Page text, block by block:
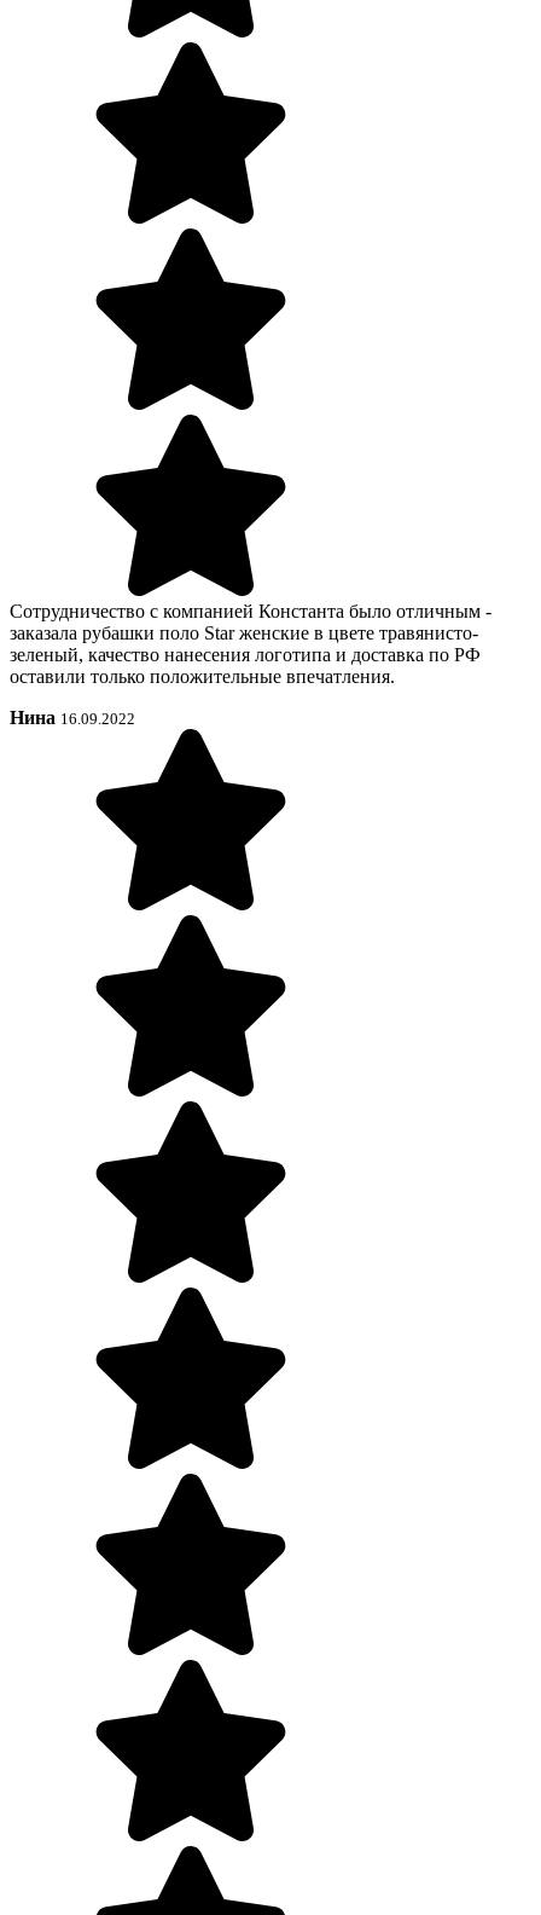
Сотрудничество с компанией Константа было отличным -
заказала рубашки поло Star женские в цвете травянисто-
зеленый, качество нанесения логотипа и доставка по РФ
оставили только положительные впечатления.
Нина 16.09.2022